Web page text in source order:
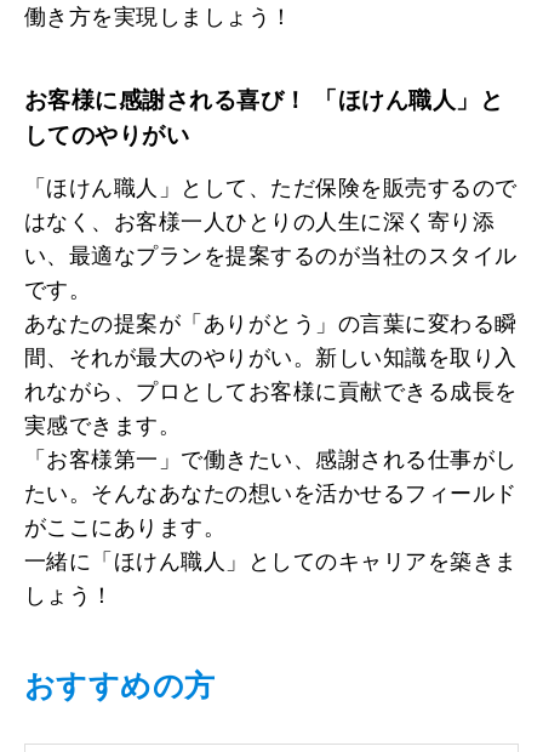
働き方を実現しましょう！
お客様に感謝される喜び！ 「ほけん職人」と
してのやりがい
「ほけん職人」として、ただ保険を販売するので
はなく、お客様一人ひとりの人生に深く寄り添
い、最適なプランを提案するのが当社のスタイル
です。
あなたの提案が「ありがとう」の言葉に変わる瞬
間、それが最大のやりがい。新しい知識を取り入
れながら、プロとしてお客様に貢献できる成長を
実感できます。
「お客様第一」で働きたい、感謝される仕事がし
たい。そんなあなたの想いを活かせるフィールド
がここにあります。
一緒に「ほけん職人」としてのキャリアを築きま
しょう！
おすすめの方